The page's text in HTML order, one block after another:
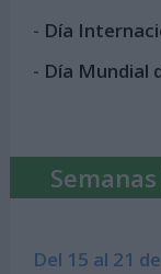
- Día
- Día Mundial
Del 15 al 21